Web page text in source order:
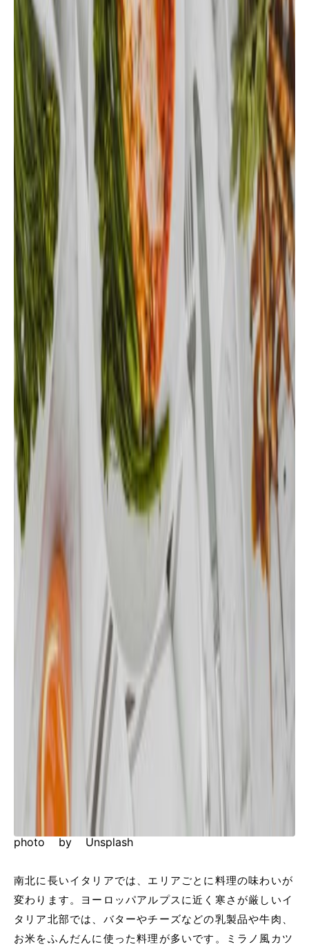
photo by Unsplash
南北に長いイタリアでは、エリアごとに料理の味わいが
変わります。ヨーロッパアルプスに近く寒さが厳しいイ
タリア北部では、バターやチーズなどの乳製品や牛肉、
お米をふんだんに使った料理が多いです。ミラノ風カツ